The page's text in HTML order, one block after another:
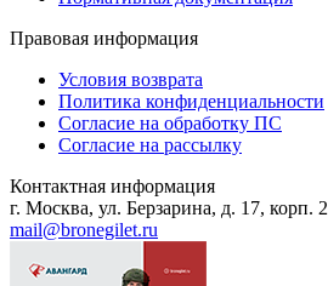
Правовая информация
Условия возврата
Политика конфиденциальности
Согласие на обработку ПС
Согласие на рассылку
Контактная информация
г. Москва, ул. Берзарина, д. 17, корп. 2
mail@bronegilet.ru